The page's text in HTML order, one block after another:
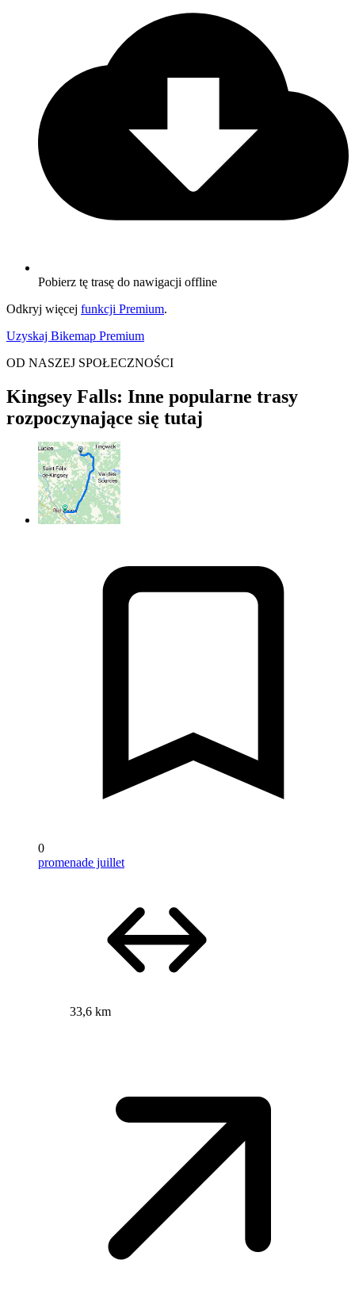
Pobierz tę trasę do nawigacji offline
Odkryj więcej funkcji Premium.
Uzyskaj Bikemap Premium
OD NASZEJ SPOŁECZNOŚCI
Kingsey Falls: Inne popularne trasy
rozpoczynające się tutaj
0
promenade juillet
33,6 km